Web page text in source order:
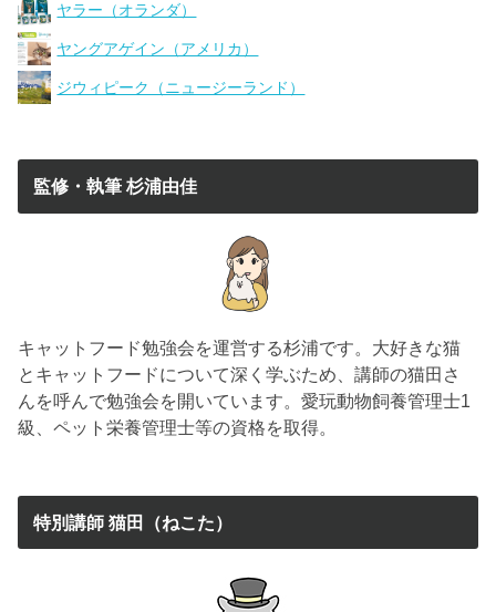
ヤラー（オランダ）
ヤングアゲイン（アメリカ）
ジウィピーク（ニュージーランド）
監修・執筆 杉浦由佳
キャットフード勉強会を運営する杉浦です。大好きな猫
とキャットフードについて深く学ぶため、講師の猫田さ
んを呼んで勉強会を開いています。愛玩動物飼養管理士1
級、ペット栄養管理士等の資格を取得。
特別講師 猫田（ねこた）